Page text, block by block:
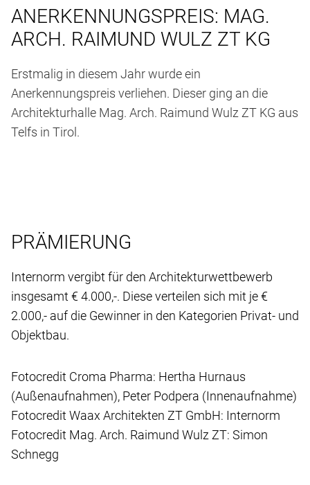
ANERKENNUNGSPREIS: MAG.
ARCH. RAIMUND WULZ ZT KG
Erstmalig in diesem Jahr wurde ein
Anerkennungspreis verliehen. Dieser ging an die
Architekturhalle Mag. Arch. Raimund Wulz ZT KG aus
Telfs in Tirol.
PRÄMIERUNG
Internorm vergibt für den Architekturwettbewerb
insgesamt € 4.000,-. Diese verteilen sich mit je €
2.000,- auf die Gewinner in den Kategorien Privat- und
Objektbau.
Fotocredit Croma Pharma: Hertha Hurnaus
(Außenaufnahmen), Peter Podpera (Innenaufnahme)
Fotocredit Waax Architekten ZT GmbH: Internorm
Fotocredit Mag. Arch. Raimund Wulz ZT: Simon
Schnegg